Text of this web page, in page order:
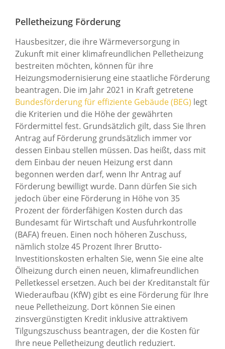
Pelletheizung Förderung
Hausbesitzer, die ihre Wärmeversorgung in
Zukunft mit einer klimafreundlichen Pelletheizung
bestreiten möchten, können für ihre
Heizungsmodernisierung eine staatliche Förderung
beantragen. Die im Jahr 2021 in Kraft getretene
Bundesförderung für effiziente Gebäude (BEG) legt
die Kriterien und die Höhe der gewährten
Fördermittel fest. Grundsätzlich gilt, dass Sie Ihren
Antrag auf Förderung grundsätzlich immer vor
dessen Einbau stellen müssen. Das heißt, dass mit
dem Einbau der neuen Heizung erst dann
begonnen werden darf, wenn Ihr Antrag auf
Förderung bewilligt wurde. Dann dürfen Sie sich
jedoch über eine Förderung in Höhe von 35
Prozent der förderfähigen Kosten durch das
Bundesamt für Wirtschaft und Ausfuhrkontrolle
(BAFA) freuen. Einen noch höheren Zuschuss,
nämlich stolze 45 Prozent Ihrer Brutto-
Investitionskosten erhalten Sie, wenn Sie eine alte
Ölheizung durch einen neuen, klimafreundlichen
Pelletkessel ersetzen. Auch bei der Kreditanstalt für
Wiederaufbau (KfW) gibt es eine Förderung für Ihre
neue Pelletheizung. Dort können Sie einen
zinsvergünstigten Kredit inklusive attraktivem
Tilgungszuschuss beantragen, der die Kosten für
Ihre neue Pelletheizung deutlich reduziert.